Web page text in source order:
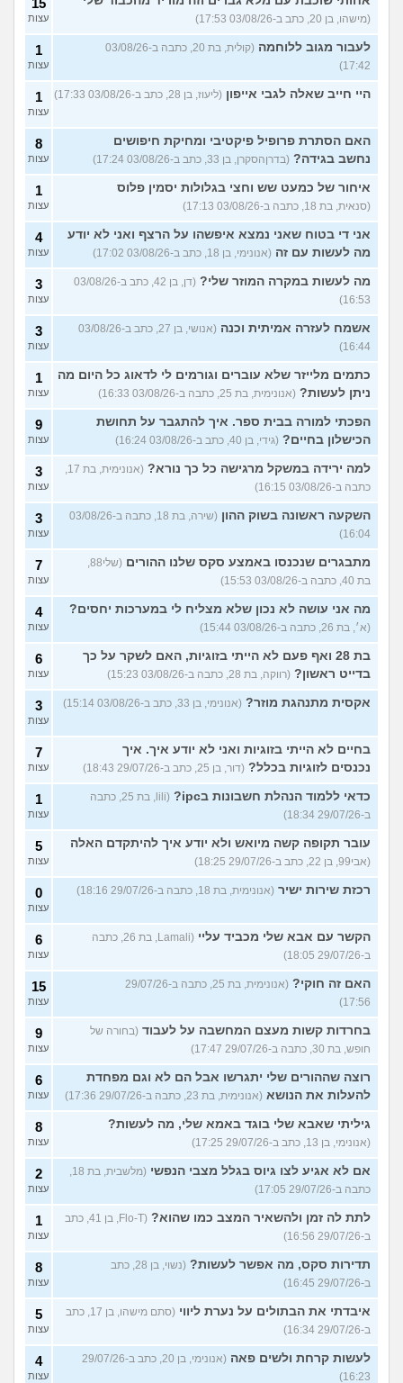
(מישהו, בן 20, כתב ב-03/08/26 17:53)
15
עצות
לעבור מגוב ללוחמה
(קולית, בת 20, כתבה ב-03/08/26
17:42)
1
עצות
היי חייב שאלה לגבי אייפון (ליעוז, בן 28, כתב ב-03/08/26 17:33) 1
עצות
האם הסתרת פרופיל פיקטיבי ומחיקת חיפושים
נחשב בגידה? (בדרןהסקרן, בן 33, כתב ב-03/08/26 17:24)
8
עצות
איחור של כמעט שש וחצי בגלולות יסמין פלוס
(סנאית, בת 18, כתבה ב-03/08/26 17:13)
1
עצות
אני די בטוח שאני נמצא איפשהו על הרצף ואני לא יודע
מה לעשות עם זה (אנונימי, בן 18, כתב ב-03/08/26 17:02)
4
עצות
מה לעשות במקרה המוזר שלי?
(דן, בן 42, כתב ב-03/08/26
16:53)
3
עצות
אשמח לעזרה אמיתית וכנה
(אנושי, בן 27, כתב ב-03/08/26
16:44)
3
עצות
כתמים מלייזר שלא עוברים וגורמים לי לדאוג כל היום מה
ניתן לעשות? (אנונימית, בת 25, כתבה ב-03/08/26 16:33)
1
עצות
הפכתי למורה בבית ספר. איך להתגבר על תחושת
הכישלון בחיים? (גידי, בן 40, כתב ב-03/08/26 16:24)
9
עצות
למה ירידה במשקל מרגישה כל כך נורא?
(אנונימית, בת 17,
כתבה ב-03/08/26 16:15)
3
עצות
השקעה ראשונה בשוק ההון
(שירה, בת 18, כתבה ב-03/08/26
16:04)
3
עצות
מתבגרים שנכנסו באמצע סקס שלנו ההורים
(שלי88,
בת 40, כתבה ב-03/08/26 15:53)
7
עצות
מה אני עושה לא נכון שלא מצליח לי במערכות יחסים?
(א׳, בת 26, כתבה ב-03/08/26 15:44)
4
עצות
בת 28 ואף פעם לא הייתי בזוגיות, האם לשקר על כך
בדייט ראשון? (רווקה, בת 28, כתבה ב-03/08/26 15:23)
6
עצות
אקסית מתנהגת מוזר? (אנונימי, בן 33, כתב ב-03/08/26 15:14) 3
עצות
בחיים לא הייתי בזוגיות ואני לא יודע איך. איך
נכנסים לזוגיות בכלל? (דור, בן 25, כתב ב-29/07/26 18:43)
7
עצות
כדאי ללמוד הנהלת חשבונות בipc?
(lili, בת 25, כתבה
ב-29/07/26 18:34)
1
עצות
עובר תקופה קשה מיואש ולא יודע איך להיתקדם האלה
(אבי99, בן 22, כתב ב-29/07/26 18:25)
5
עצות
רכזת שירות ישיר (אנונימית, בת 18, כתבה ב-29/07/26 18:16) 0
עצות
הקשר עם אבא שלי מכביד עליי
(Lamali, בת 26, כתבה
ב-29/07/26 18:05)
6
עצות
האם זה חוקי?
(אנונימית, בת 25, כתבה ב-29/07/26
17:56)
15
עצות
בחרדות קשות מעצם המחשבה על לעבוד (בחורה של
חופש, בת 30, כתבה ב-29/07/26 17:47)
9
עצות
רוצה שההורים שלי יתגרשו אבל הם לא וגם מפחדת
להעלות את הנושא (אנונימית, בת 23, כתבה ב-29/07/26 17:36)
6
עצות
גיליתי שאבא שלי בוגד באמא שלי, מה לעשות?
(אנונימי, בן 13, כתב ב-29/07/26 17:25)
8
עצות
אם לא אגיע לצו גיוס בגלל מצבי הנפשי
(מלשבית, בת 18,
כתבה ב-29/07/26 17:05)
2
עצות
לתת לה זמן ולהשאיר המצב כמו שהוא?
(Flo-T, בן 41, כתב
ב-29/07/26 16:56)
1
עצות
תדירות סקס, מה אפשר לעשות?
(נשוי, בן 28, כתב
ב-29/07/26 16:45)
8
עצות
איבדתי את הבתולים על נערת ליווי
(סתם מישהו, בן 17, כתב
ב-29/07/26 16:34)
5
עצות
לעשות קרחת ולשים פאה
(אנונימי, בן 20, כתב ב-29/07/26
16:23)
4
עצות